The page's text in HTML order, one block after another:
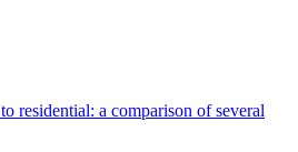
residential: a comparison of several